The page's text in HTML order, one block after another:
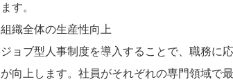
ます。
組織全体の生産性向上
ジョブ型人事制度を導入することで、職務に
が向上します。社員がそれぞれの専門領域で